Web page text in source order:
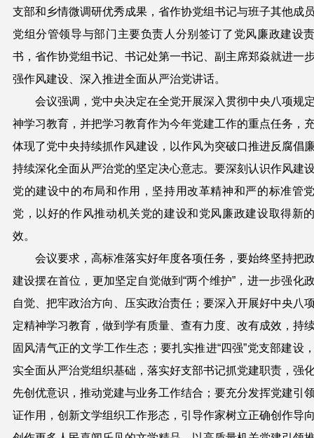
支部和乡情微调研优秀成果，省作协党组书记与班子其他成
党组分管领导与部门主要负责人分别签订了党风廉政建设
书，省作协党组书记、书记处第一书记、副主席郑焱就进一
强作风建设、深入推进全面从严治党讲话。
会议强调，党中央决定在全党开展深入贯彻中央八项规
神学习教育，并把学习教育作为今年党建工作的重点任务，
体现了党中央持续抓作风建设，以作风为突破口推进反腐倡
持续深化全面从严治党的坚定决心意志。要深刻认识作风建
党的建设中的布局和作用，坚持用改革精神和严的标准管
党，以好的作风推动机关党的建设和党风廉政建设取得新
效。
会议要求，高标准落实好年度各项任务，要始终坚持把
建设摆在首位，更加坚定自觉做到“两个维护”，进一步强化
自觉、把牢政治方向、压实政治责任；要深入开展好中央八
定精神学习教育，做到学有质量、查有力度、改有成效，持
固风清气正的文学工作生态；要扎实推进“四强”党支部建设
实全面从严治党组织基础，落实好支部书记抓党建职责，强
先创优意识，推动党建与业务工作结合；要充分发挥党建引
证作用，创新文学组织工作形态，引导作家树立正确创作导